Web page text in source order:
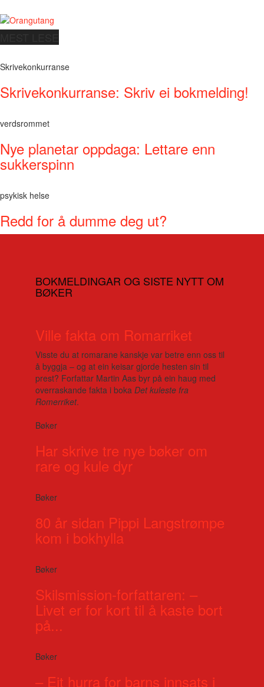
Skrivekonkurranse
Skrivekonkurranse: Skriv ei bokmelding!
verdsrommet
Nye planetar oppdaga: Lettare enn
sukkerspinn
psykisk helse
Redd for å dumme deg ut?
BOKMELDINGAR OG SISTE NYTT OM
BØKER
Ville fakta om Romarriket
Visste du at romarane kanskje var betre enn oss til
å byggja – og at ein keisar gjorde hesten sin til
prest? Forfattar Martin Aas byr på ein haug med
overraskande fakta i boka Det kuleste fra
Romerriket.
Bøker
Har skrive tre nye bøker om
rare og kule dyr
Bøker
80 år sidan Pippi Langstrømpe
kom i bokhylla
Bøker
Skilsmission-forfattaren: –
Livet er for kort til å kaste bort
på...
Bøker
– Eit hurra for barns innsats i